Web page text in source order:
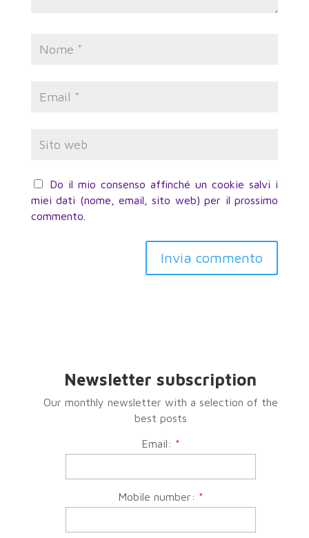
Do il mio consenso affinché un cookie salvi i
miei dati (nome, email, sito web) per il prossimo
commento.
Invia commento
Newsletter subscription
Our monthly newsletter with a selection of the
best posts
Email: *
Mobile number: *